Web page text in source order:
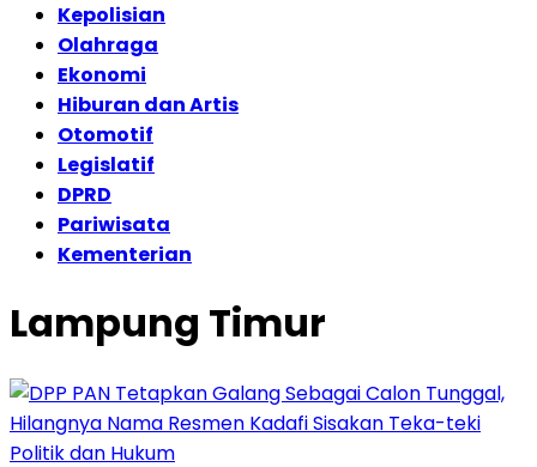
Kepolisian
Olahraga
Ekonomi
Hiburan dan Artis
Otomotif
Legislatif
DPRD
Pariwisata
Kementerian
Lampung Timur